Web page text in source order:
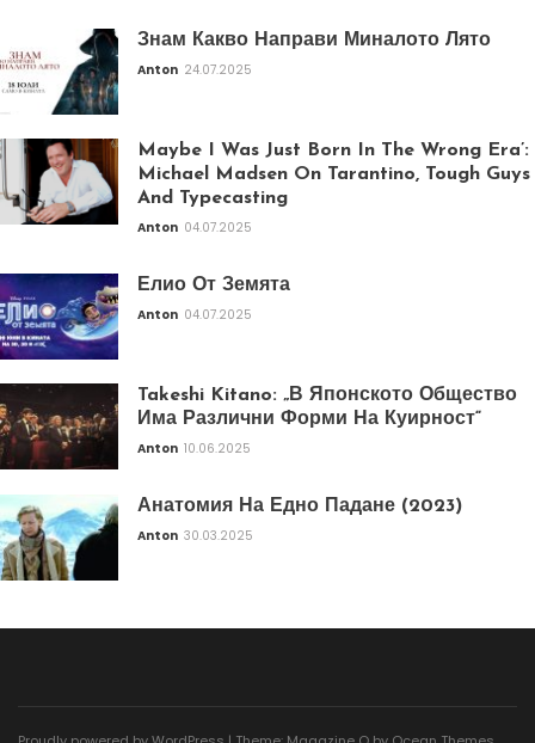
Знам Какво Направи Миналото Лято
Anton 24.07.2025
Maybe I Was Just Born In The Wrong Era’:
Michael Madsen On Tarantino, Tough Guys
And Typecasting
Anton 04.07.2025
Елио От Земята
Anton 04.07.2025
Takeshi Kitano: „В Японското Общество
Има Различни Форми На Куирност“
Anton 10.06.2025
Анатомия На Едно Падане (2023)
Anton 30.03.2025